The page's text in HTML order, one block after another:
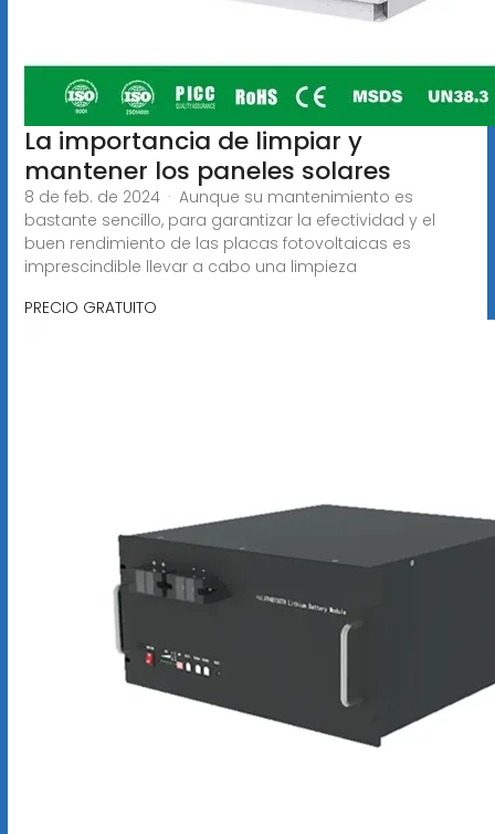
La importancia de limpiar y
mantener los paneles solares
8 de feb. de 2024 · Aunque su mantenimiento es
bastante sencillo, para garantizar la efectividad y el
buen rendimiento de las placas fotovoltaicas es
imprescindible llevar a cabo una limpieza
PRECIO GRATUITO